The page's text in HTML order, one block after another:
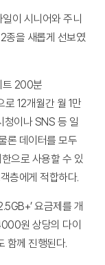
이 시니어와 주니
종을 새롭게 선보였
트 200분
12개월간 월 1만
청이나 SNS 등 일
론 데이터를 모두
으로 사용할 수 있
층에게 적합하다.
요금제를 개
원 상당의 다이
함께 진행된다.